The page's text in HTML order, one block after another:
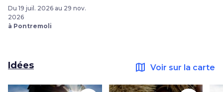
Du 19 juil. 2026 au 29 nov.
2026
à Pontremoli
Idées map Voir sur la carte